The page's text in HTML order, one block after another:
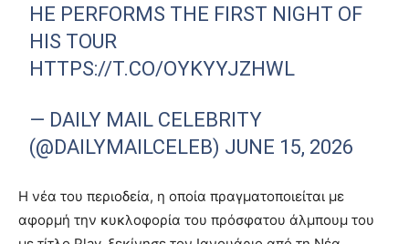
HE PERFORMS THE FIRST NIGHT OF
HIS TOUR
HTTPS://T.CO/OYKYYJZHWL
— DAILY MAIL CELEBRITY
(@DAILYMAILCELEB) JUNE 15, 2026
Η νέα του περιοδεία, η οποία πραγματοποιείται με
αφορμή την κυκλοφορία του πρόσφατου άλμπουμ του